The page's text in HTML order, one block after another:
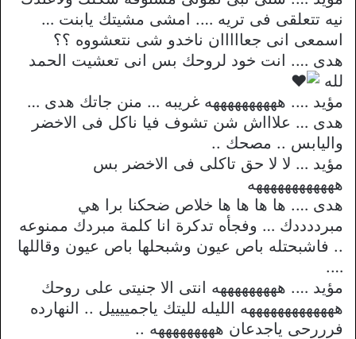
نيه تتعلقى فى تريه …. امشى مشيتك يابنت …
اسمعى انى جعااااان ناخدو شى نتعشووه ؟؟
هدى …. انت خود لروحك بس انى تعشيت الحمد
لله
مؤيد …. ههههههههههه غريبه … منن جاتك هدى …
هدى … علاااش شن تشوف فيا ناكل فى الاخضر
واليابس .. مصحك ..
مؤيد … لا لا حق تاكلى فى الاخضر بس
ههههههههههههه
هدى …. ها ها ها ها خلاص ضحكنا برا هي
مبرددددك … وفجأه تدكرة انا كلمة مبردك ممنوعه
.. فاشبحتله باص عيون وشبحلها باص عيون وقاللها
….
مؤيد …. هههههههههه انتى الا جنيتى على روحك
هههههههههههههه الليله لليتك ياجمييييل .. النهارده
فرررحى ياجدعان هههههههههه ..